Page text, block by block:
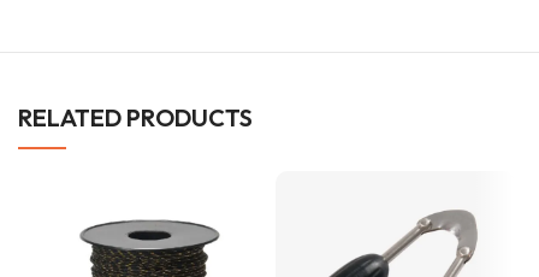
RELATED PRODUCTS